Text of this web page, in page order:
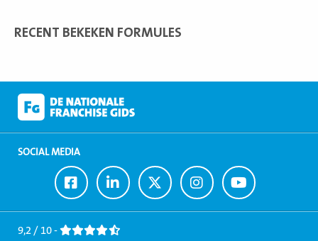
RECENT BEKEKEN FORMULES
SOCIAL MEDIA
Ga
naar
Facebook
Ga
naar
LinkedIn
Ga
naar
Twitter
Ga
naar
Instagram
Ga
naar
Youtube
9,2 / 10 -